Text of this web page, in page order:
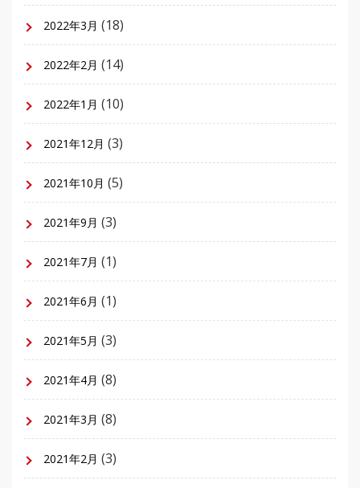
2022年3月 (18)
2022年2月 (14)
2022年1月 (10)
2021年12月 (3)
2021年10月 (5)
2021年9月 (3)
2021年7月 (1)
2021年6月 (1)
2021年5月 (3)
2021年4月 (8)
2021年3月 (8)
2021年2月 (3)